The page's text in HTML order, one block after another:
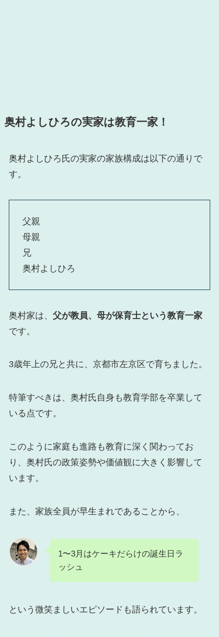
奥村よしひろの実家は教育一家！
奥村よしひろ氏の実家の家族構成は以下の通りで
す。
父親
母親
兄
奥村よしひろ
奥村家は、 父が教員、母が保育士という教育一家
です。
3歳年上の兄と共に、京都市左京区で育ちました。
特筆すべきは、奥村氏自身も教育学部を卒業して
いる点です。
このように家庭も進路も教育に深く関わってお
り、奥村氏の政策姿勢や価値観に大きく影響して
います。
また、家族全員が早生まれであることから、
1〜3月はケーキだらけの誕生日ラ
ッシュ
という微笑ましいエピソードも語られています。